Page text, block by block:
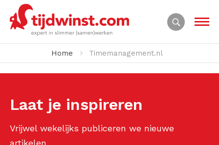
Home Timemanagement.nl
Laat je inspireren
Vrijwel wekelijks publiceren we nieuwe
artikelen